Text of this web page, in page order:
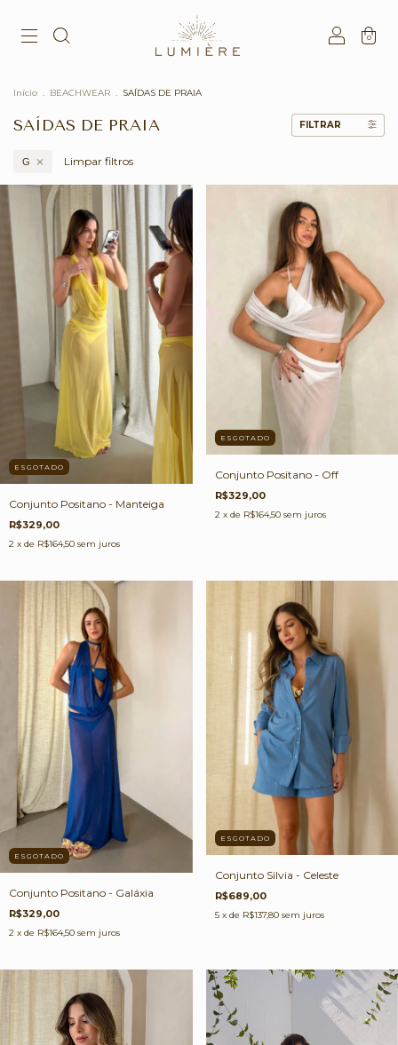
0
Início . BEACHWEAR . SAÍDAS DE PRAIA
SAÍDAS DE PRAIA FILTRAR
G Limpar filtros
ESGOTADO
Conjunto Positano - Manteiga
R$329,00
2 x de R$164,50 sem juros
ESGOTADO
Conjunto Positano - Off
R$329,00
2 x de R$164,50 sem juros
ESGOTADO
Conjunto Positano - Galáxia
R$329,00
2 x de R$164,50 sem juros
ESGOTADO
Conjunto Silvia - Celeste
R$689,00
5 x de R$137,80 sem juros